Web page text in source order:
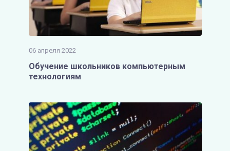
06 апреля 2022
Обучение школьников компьютерным
технологиям